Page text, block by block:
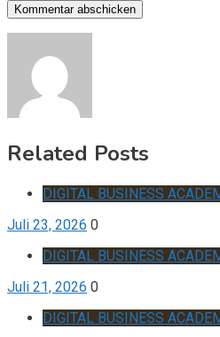
Related Posts
DIGITAL BUSINESS
Juli 23, 2026 0
DIGITAL BUSINESS
Juli 21, 2026 0
DIGITAL BUSINESS